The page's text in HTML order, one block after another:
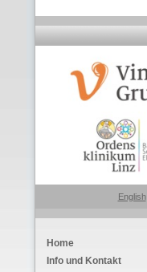
English
Home
Info und Kontakt